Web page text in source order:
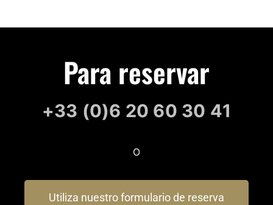
Para reservar
+33 (0)6 20 60 30 41
O
Utiliza nuestro formulario de reserva